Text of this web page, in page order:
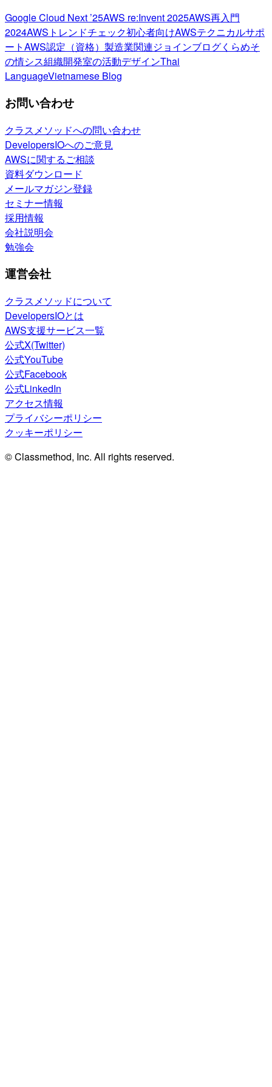
Google Cloud Next ’25AWS re:Invent 2025AWS再入門
2024AWSトレンドチェック初心者向けAWSテクニカルサポ
ートAWS認定（資格） 製造業関連ジョインブログくらめそ
の情シス組織開発室の活動デザインThai
LanguageVietnamese Blog
お問い合わせ
クラスメソッドへの問い合わせ
DevelopersIOへのご意見
AWSに関するご相談
資料ダウンロード
メールマガジン登録
セミナー情報
採用情報
会社説明会
勉強会
運営会社
クラスメソッドについて
DevelopersIOとは
AWS支援サービス一覧
公式X(Twitter)
公式YouTube
公式Facebook
公式LinkedIn
アクセス情報
プライバシーポリシー
クッキーポリシー
© Classmethod, Inc. All rights reserved.